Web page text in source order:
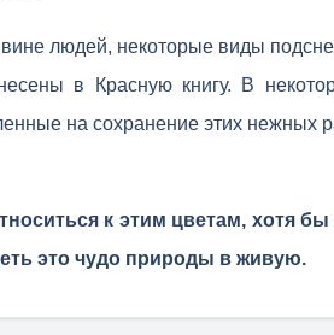
людей, некоторые виды
в Красную книгу. В
на сохранение этих нежных
к этим цветам, хотя
это чудо природы в живую.